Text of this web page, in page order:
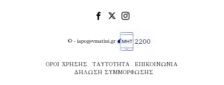
© - iapogevmatini.gr
ΌΡΟΙ ΧΡΉΣΗΣ ΤΑΥΤΌΤΗΤΑ
ΕΠΙΚΟΙΝΩΝΊΑ
ΔΉΛΩΣΗ ΣΥΜΜΌΡΦΩΣΗΣ